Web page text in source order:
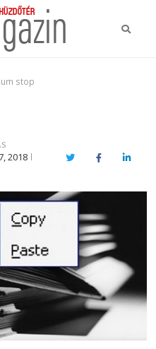
stop
2018
TwitterFacebook